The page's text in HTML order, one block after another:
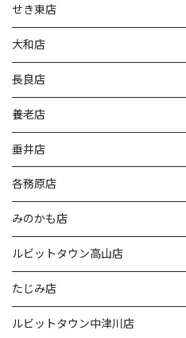
せき東店
大和店
長良店
養老店
垂井店
各務原店
みのかも店
ルビットタウン高山店
たじみ店
ルビットタウン中津川店